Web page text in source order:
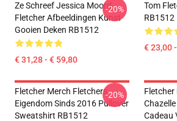
Ze Schreef Jessica Moord
Fletcher Afbeeldingen Kunst
Gooien Deken RB1512
€ 31,28 - € 59,80
-20%
Tom
RB1512
€ 23,00
Fletcher Merch Fletchers
Eigendom Sinds 2016 Pullover
Sweatshirt RB1512
-20%
Fletcher
Cadeau